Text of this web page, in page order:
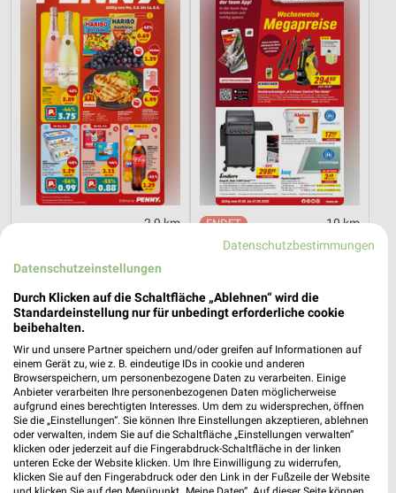
2,9 km
Gültig bis Sa. 08.08.
10 km
Angebote ab 01.08.
XXXLutz XXXLutz
Datenschutzbestimmungen
Datenschutzeinstellungen
Durch Klicken auf die Schaltfläche „Ablehnen“ wird die
Standardeinstellung nur für unbedingt erforderliche cookie
beibehalten.
Wir und unsere Partner speichern und/oder greifen auf Informationen auf
einem Gerät zu, wie z. B. eindeutige IDs in cookie und anderen
Browserspeichern, um personenbezogene Daten zu verarbeiten. Einige
Anbieter verarbeiten Ihre personenbezogenen Daten möglicherweise
aufgrund eines berechtigten Interesses. Um dem zu widersprechen, öffnen
Sie die „Einstellungen“. Sie können Ihre Einstellungen akzeptieren, ablehnen
oder verwalten, indem Sie auf die Schaltfläche „Einstellungen verwalten“
klicken oder jederzeit auf die Fingerabdruck-Schaltfläche in der linken
unteren Ecke der Website klicken. Um Ihre Einwilligung zu widerrufen,
klicken Sie auf den Fingerabdruck oder den Link in der Fußzeile der Website